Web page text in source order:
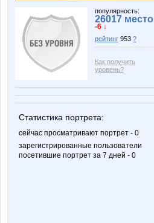
популярность:
26017 место
-6 ↓
рейтинг 953 ?
Как получить
уровень?
Статистика портрета:
сейчас просматривают портрет - 0
зарегистрированные пользователи
посетившие портрет за 7 дней - 0